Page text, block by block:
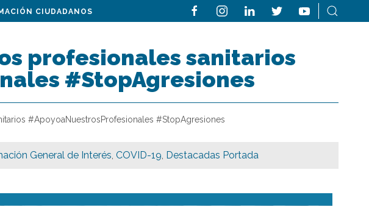
CIUDADANOS
profesionales sanitarios
#StopAgresiones
#ApoyoaNuestrosProfesionales #StopAgresiones
General de Interés, COVID-19, Destacadas Portada